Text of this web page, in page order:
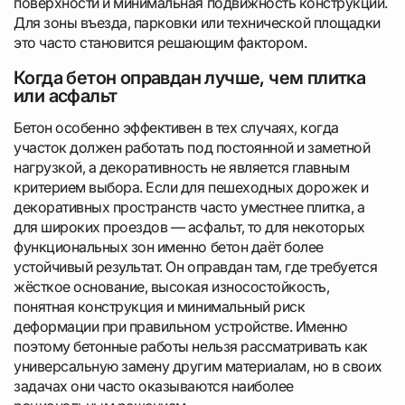
Для зоны въезда, парковки или технической площадки
это часто становится решающим фактором.
Когда бетон оправдан лучше, чем плитка
или асфальт
Бетон особенно эффективен в тех случаях, когда
участок должен работать под постоянной и заметной
нагрузкой, а декоративность не является главным
критерием выбора. Если для пешеходных дорожек и
декоративных пространств часто уместнее плитка, а
для широких проездов — асфальт, то для некоторых
функциональных зон именно бетон даёт более
устойчивый результат. Он оправдан там, где требуется
жёсткое основание, высокая износостойкость,
понятная конструкция и минимальный риск
деформации при правильном устройстве. Именно
поэтому бетонные работы нельзя рассматривать как
универсальную замену другим материалам, но в своих
задачах они часто оказываются наиболее